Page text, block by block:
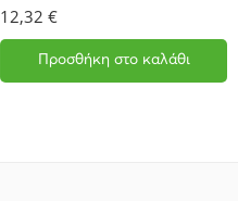
12,32 €
Προσθήκη στο καλάθι